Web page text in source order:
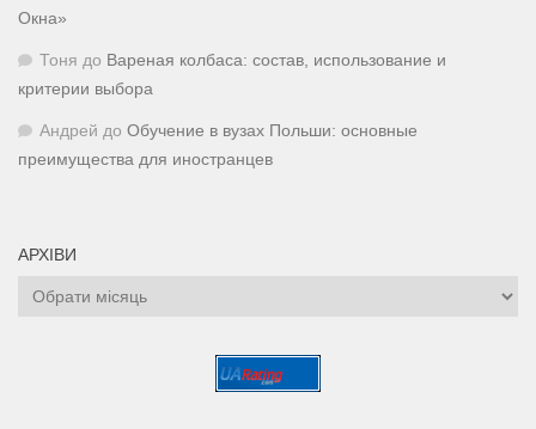
Окна»
Тоня до Вареная колбаса: состав, использование и
критерии выбора
Андрей до Обучение в вузах Польши: основные
преимущества для иностранцев
АРХІВИ
Архіви